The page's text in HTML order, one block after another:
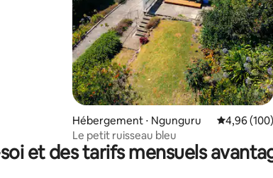
Hébergement ⋅ Ngunguru Évaluation
4,96 (100)
Le petit ruisseau bleu
et des tarifs mensuels